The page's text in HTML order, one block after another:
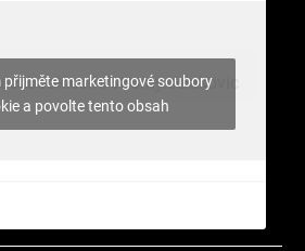
stromy.celakovic
přijměte marketingové soubory
a povolte tento obsah